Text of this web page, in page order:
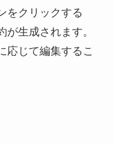
をクリックする
が生成されます。
応じて編集するこ